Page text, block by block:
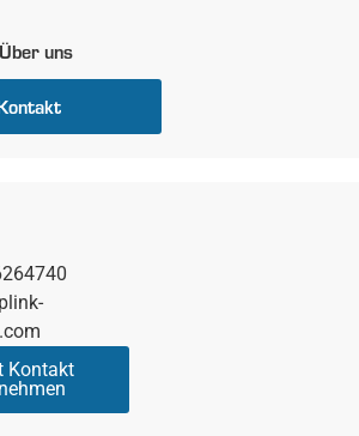
Über uns
Kontakt